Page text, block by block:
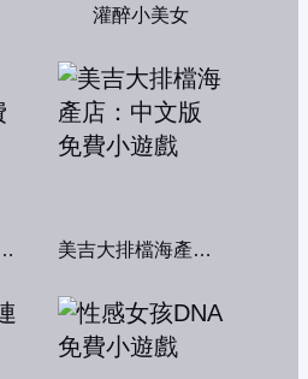
灌醉小美女
3.1無敵版 美吉大排檔海產店：中文版